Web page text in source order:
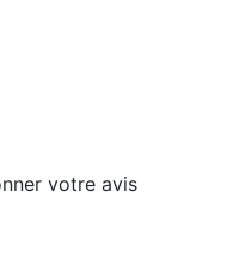
votre avis